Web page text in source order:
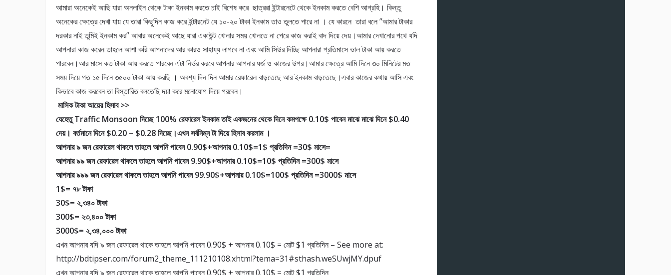
আমারা অনেকেই আছি যারা অনলাইন থেকে টাকা ইনকাম করতে চাই বিশেষ করে ছাত্ররা ইন্টারনেটে থেকে ইনকাম করতে বেশি আগ্রহি। কিন্তু
অনেকের ক্ষেত্রে দেখা যায় যে তারা কিছুদিন কাজ করে ইন্টারনেট যে ১০-২০ টাকা ইনকাম তাও তুলতে পারে না । যে কারনে তারা বলে ”আমার টাকার
দরকার নাই তুমিই ইনকাম কর” আবার অনেকেই আছে যারা একাউন্ট খোলার সময় খোলতে না পেরে কাজ করাই বাদ দিয়ে দেয়।আমার দেখানোর পথে যদি
আপনারা কাজ করেন তাহলে আশা করি আপনাদের আর কারও সাহায্য লাগবে না এবং আমি সিউর দিচ্ছি আপনারা প্রতিমাসে ভাল টাকা আয় করতে
পারবেন।আর মাসে কত টাকা আয় করতে পারবেন এটা নির্ভর করবে আপনার আপনার ধর্জ ও কাজের উপর।আমার ক্ষেত্রে আমি দিনে ৩০ মিনিটের মত
সময় দিয়ে গত ১৫ দিনে ৩৫০০ টাকা আয় করছি । অবশ্য দিন দিন আমার রেফারেল বাড়তেছে আর ইনকাম বাড়তেছে।এবার কাজের কথায় আসি এবং
কিভাবে কাজ করবেন তা বিস্তারিত বলতেছি দয়া করে মনোযোগ দিয়ে পরবেন।
মাসিক টাকা আয়ের হিসাব >>
যেহেতু Traffic Monsoon দিচ্ছে 100% রেফারেল ইনকাম তাই একজনের থেকে দিনে কমপক্ষে 0.10$ পাবেন মাঝে মাঝে দিনে $0.40
দেয়। বর্তমানে দিনে $0.20 – $0.28 দিচ্ছে।এখন সর্বনিম্ন টা দিয়ে হিসাব করলাম ।
আপনার ৯ জন রেফারেল থাকলে তাহলে আপনি পাবেন 0.90$+আপনার 0.10$=1$ প্রতিদিন =30$ মাসে=
আপনার ৯৯ জন রেফারেল থাকলে তাহলে আপনি পাবেন 9.90$+আপনার 0.10$=10$ প্রতিদিন =300$ মাসে
আপনার ৯৯৯ জন রেফারেল থাকলে তাহলে আপনি পাবেন 99.90$+আপনার 0.10$=100$ প্রতিদিন =3000$ মাসে
1$= ৭৮ টাকা
30$= ২,৩৪০ টাকা
300$= ২৩,৪০০ টাকা
3000$= ২,৩৪,০০০ টাকা
এখন আপনার যদি ৯ জন রেফারেল থাকে তাহলে আপনি পাবেন 0.90$ + আপনার 0.10$ = মোট $1 প্রতিদিন – See more at:
http://bdtipser.com/forum2_theme_111210108.xhtml?tema=31#sthash.weSUwjMY.dpuf
এখন আপনার যদি ৯ জন রেফারেল থাকে তাহলে আপনি পাবেন 0.90$ + আপনার 0.10$ = মোট $1 প্রতিদিন